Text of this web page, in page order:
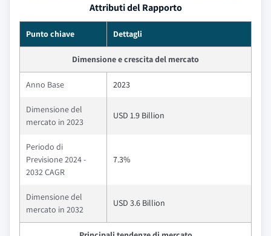
Attributi del Rapporto
Punto chiave Dettagli
Dimensione e crescita del mercato
Anno Base 2023
Dimensione del
mercato in 2023
USD 1.9 Billion
Periodo di
Previsione 2024 -
2032 CAGR
7.3%
Dimensione del
mercato in 2032
USD 3.6 Billion